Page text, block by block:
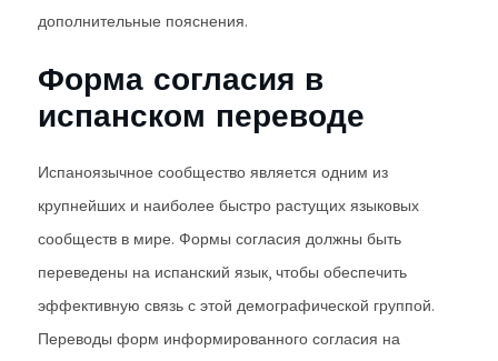
дополнительные пояснения.
Форма согласия в
испанском переводе
Испаноязычное сообщество является одним из
крупнейших и наиболее быстро растущих языковых
сообществ в мире. Формы согласия должны быть
переведены на испанский язык, чтобы обеспечить
эффективную связь с этой демографической группой.
Переводы форм информированного согласия на